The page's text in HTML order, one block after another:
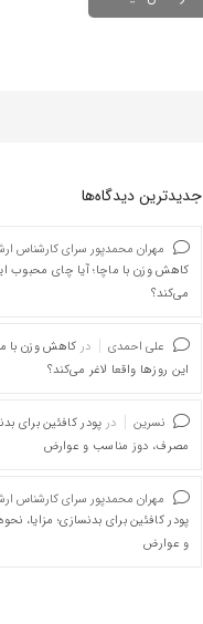
جدیدترین دیدگاه‌‌ها
مهران محمدپور سرای کارشناس
کاهش وزن با ماچا؛ آیا چای محبوب
می‌کند؟
علی احمدی در کاهش وزن با
این روزها واقعا لاغر می‌کند؟
نسرین در پودر کافئین برای
مصرف، دوز مناسب و عوارض
مهران محمدپور سرای کارشناس
پودر کافئین برای بدنسازی؛ مزایا،
و عوارض